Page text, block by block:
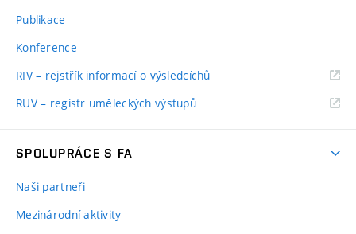
Publikace
Konference
RIV – rejstřík informací o výsledcíchů
RUV – registr uměleckých výstupů
SPOLUPRÁCE S FA
Naši partneři
Mezinárodní aktivity